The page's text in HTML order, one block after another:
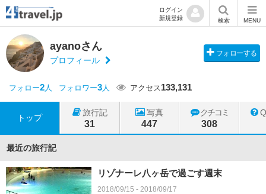
ログイン
新規登録
検索 MENU
ayanoさん
プロフィール
フォローする
フォロー2人 フォロワー3人 アクセス133,131
トップ
旅行記
31
写真
447
クチコミ
308
最近の旅行記
リゾナーレ八ヶ岳で過ごす週末
2018/09/15 - 2018/09/17